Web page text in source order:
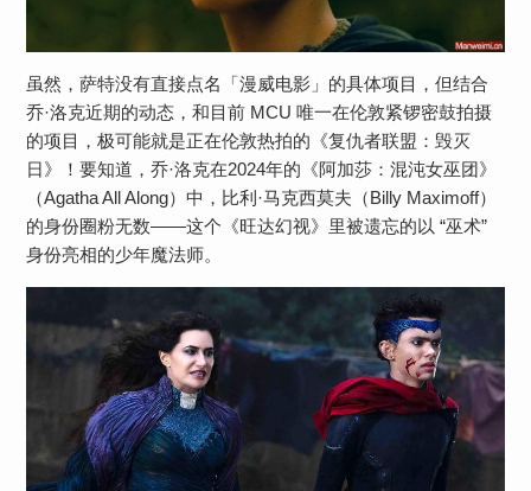
虽然，萨特没有直接点名「漫威电影」的具体项目，但结合
乔·洛克近期的动态，和目前 MCU 唯一在伦敦紧锣密鼓拍摄
的项目，极可能就是正在伦敦热拍的《复仇者联盟：毁灭
日》！要知道，乔·洛克在2024年的《阿加莎：混沌女巫团》
（Agatha All Along）中，比利·马克西莫夫（Billy Maximoff）
的身份圈粉无数——这个《旺达幻视》里被遗忘的以 “巫术”
身份亮相的少年魔法师。